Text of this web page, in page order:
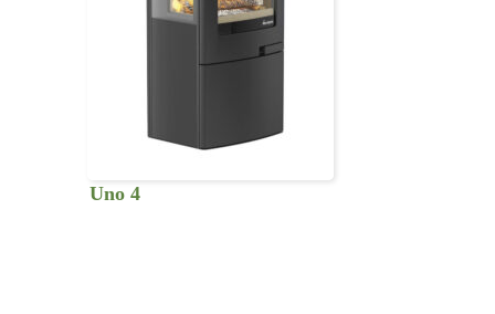
Uno 4